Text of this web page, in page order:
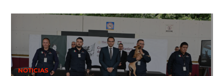
NOTICIAS